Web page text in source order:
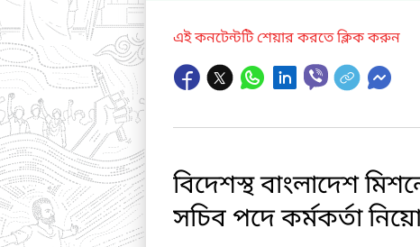
এই কনটেন্টটি শেয়ার করতে ক্লিক করুন
বিদেশস্থ বাংলাদেশ
সচিব পদে কর্মকর্তা